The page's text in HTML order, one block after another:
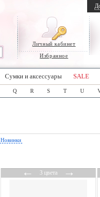
Личный кабинет
Избранное
Сумки и аксессуары SALE
Q R S T U
Новинки
←3 цвета→